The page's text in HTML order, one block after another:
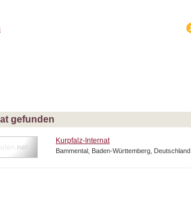
gefunden
Kurpfalz-Internat
Bammental, Baden-Württemberg, Deutschland